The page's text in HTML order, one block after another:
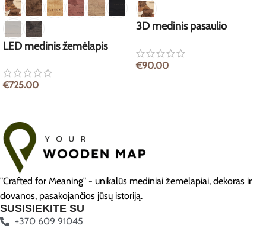
LED medinis žemėlapis
€725.00
3D medinis pasaulio
€90.00
"Crafted for Meaning" - unikalūs mediniai žemėlapiai, dekoras ir
dovanos, pasakojančios jūsų istoriją.
SUSISIEKITE SU
+370 609 91045